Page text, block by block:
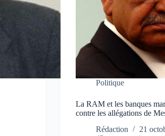
Politique
La RAM et les banques
contre les allégations de
Rédaction
21